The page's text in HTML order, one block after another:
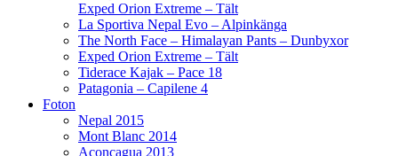
Exped Orion Extreme – Tält
La Sportiva Nepal Evo – Alpinkänga
The North Face – Himalayan Pants – Dunbyxor
Exped Orion Extreme – Tält
Tiderace Kajak – Pace 18
Patagonia – Capilene 4
Foton
Nepal 2015
Mont Blanc 2014
Aconcagua 2013